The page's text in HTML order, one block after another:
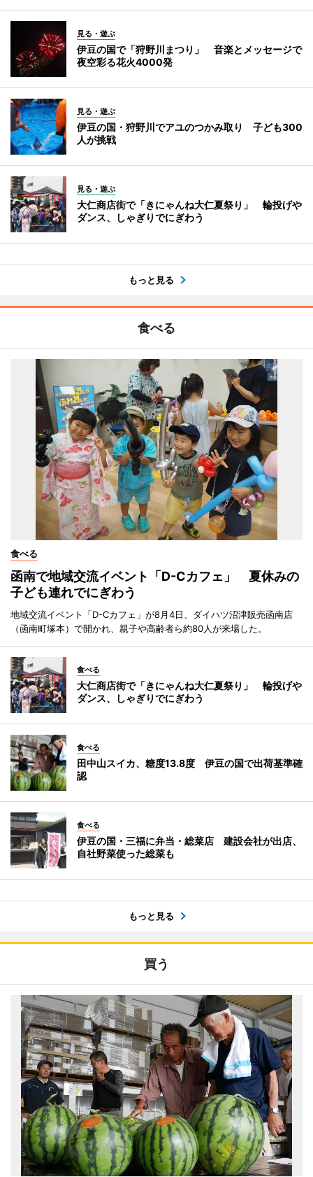
見る・遊ぶ
伊豆の国で「狩野川まつり」 音楽とメッセージで
夜空彩る花火4000発
見る・遊ぶ
伊豆の国・狩野川でアユのつかみ取り 子ども300
人が挑戦
見る・遊ぶ
大仁商店街で「きにゃんね大仁夏祭り」 輪投げや
ダンス、しゃぎりでにぎわう
もっと見る
食べる
食べる
函南で地域交流イベント「D-Cカフェ」 夏休みの
子ども連れでにぎわう
地域交流イベント「D-Cカフェ」が8月4日、ダイハツ沼津販売函南店
（函南町塚本）で開かれ、親子や高齢者ら約80人が来場した。
食べる
大仁商店街で「きにゃんね大仁夏祭り」 輪投げや
ダンス、しゃぎりでにぎわう
食べる
田中山スイカ、糖度13.8度 伊豆の国で出荷基準確
認
食べる
伊豆の国・三福に弁当・総菜店 建設会社が出店、
自社野菜使った総菜も
もっと見る
買う